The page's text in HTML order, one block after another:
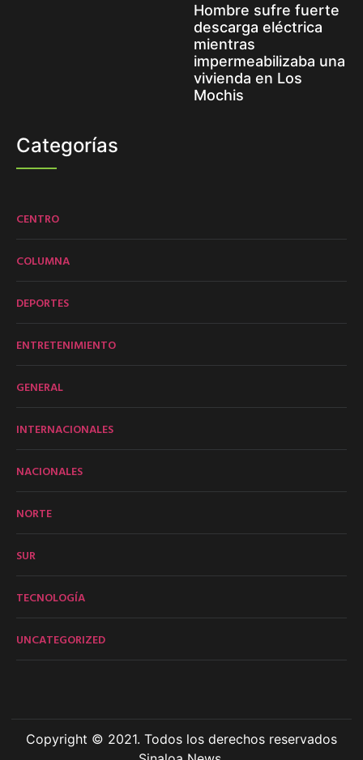
Hombre sufre fuerte
descarga eléctrica
mientras
impermeabilizaba una
vivienda en Los
Mochis
Categorías
CENTRO
COLUMNA
DEPORTES
ENTRETENIMIENTO
GENERAL
INTERNACIONALES
NACIONALES
NORTE
SUR
TECNOLOGÍA
UNCATEGORIZED
Copyright © 2021. Todos los derechos reservados